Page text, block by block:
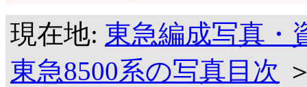
現在地: 東急編成写真・
東急8500系の写真目次